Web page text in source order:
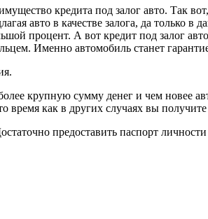
кредита под залог авто. Так
авто в качестве залога, да только в
процент. А вот кредит под залог
Именно автомобиль станет
крупную сумму денег и чем новее
как в других случаях вы получите
предоставить паспорт